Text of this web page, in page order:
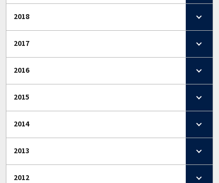
2018
2017
2016
2015
2014
2013
2012